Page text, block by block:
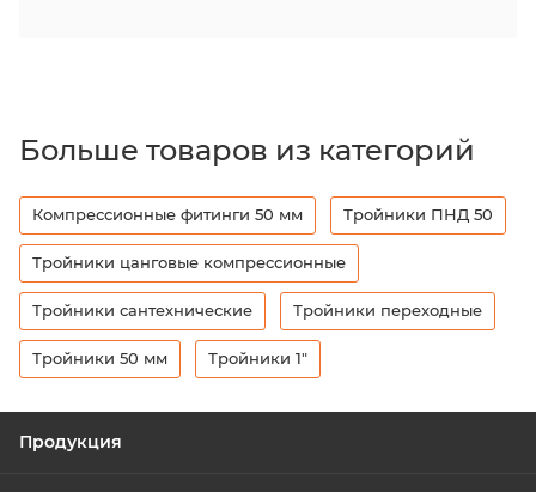
Больше товаров из категорий
Компрессионные фитинги 50 мм Тройники ПНД 50
Тройники цанговые компрессионные
Тройники сантехнические Тройники переходные
Тройники 50 мм Тройники 1"
Продукция